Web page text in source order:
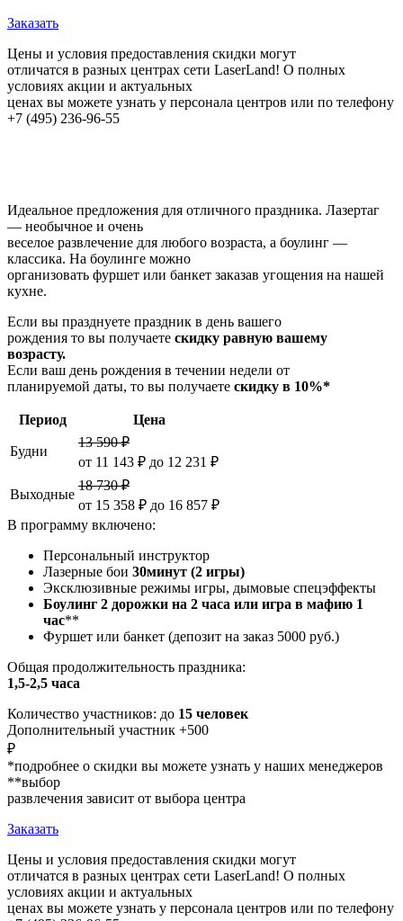
Заказать
Цены и условия предоставления скидки могут
отличатся в разных центрах сети LaserLand! О полных
условиях акции и актуальных
ценах вы можете узнать у персонала центров или по телефону
+7 (495) 236-96-55
Идеальное предложения для отличного праздника. Лазертаг
— необычное и очень
веселое развлечение для любого возраста, а боулинг —
классика. На боулинге можно
организовать фуршет или банкет заказав угощения на нашей
кухне.
Если вы празднуете праздник в день вашего
рождения то вы получаете скидку равную вашему
возрасту.
Если ваш день рождения в течении недели от
планируемой даты, то вы получаете скидку в 10%*
Период Цена
Будни
13 590 ₽
от 11 143 ₽ до 12 231 ₽
Выходные
18 730 ₽
от 15 358 ₽ до 16 857 ₽
В программу включено:
Персональный инструктор
Лазерные бои 30минут (2 игры)
Эксклюзивные режимы игры, дымовые спецэффекты
Боулинг 2 дорожки на 2 часа или игра в мафию 1
час**
Фуршет или банкет (депозит на заказ 5000 руб.)
Общая продолжительность праздника:
1,5-2,5 часа
Количество участников: до 15 человек
Дополнительный участник +500
₽
*подробнее о скидки вы можете узнать у наших менеджеров
**выбор
развлечения зависит от выбора центра
Заказать
Цены и условия предоставления скидки могут
отличатся в разных центрах сети LaserLand! О полных
условиях акции и актуальных
ценах вы можете узнать у персонала центров или по телефону